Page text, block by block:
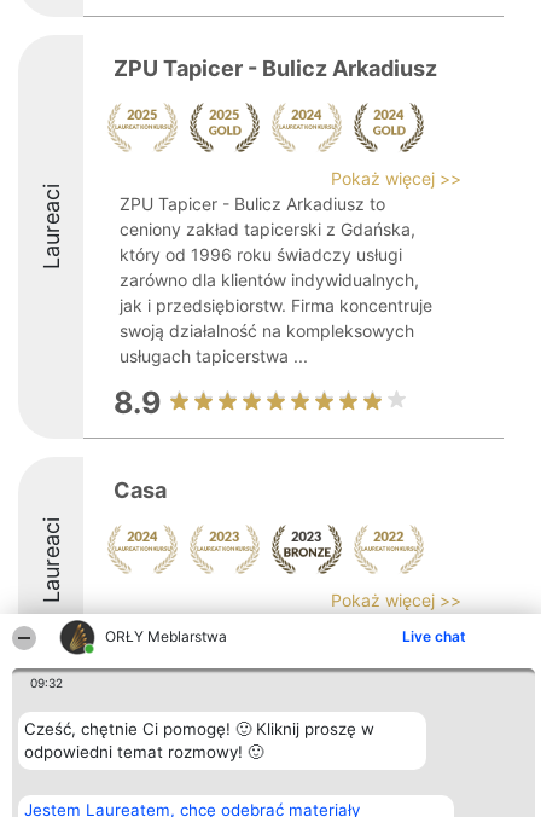
ORŁY Meblarstwa Live chat
09:32
Cześć, chętnie Ci pomogę! 🙂 Kliknij proszę w
odpowiedni temat rozmowy! 🙂
Jestem Laureatem, chcę odebrać materiały
Laureaci
ZPU Tapicer - Bulicz Arkadiusz
Pokaż więcej >>
ZPU Tapicer - Bulicz Arkadiusz to
ceniony zakład tapicerski z Gdańska,
który od 1996 roku świadczy usługi
zarówno dla klientów indywidualnych,
jak i przedsiębiorstw. Firma koncentruje
swoją działalność na kompleksowych
usługach tapicerstwa ...
8.9
Laureaci
Casa
Pokaż więcej >>
Organizator plebiscytu
Bright Side Solutions sp. z o.
o. sp. k.
Wrocław 50-079
Plebiscyt
Laureaci
Lista
Laureatów
Kontakt